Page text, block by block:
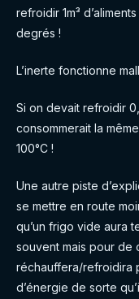
refroidir 1m³
degrés !
L’inerte fonctionne
Si on devait refroidir
consommerait la
100°C !
Une autre piste
se mettre en route
qu’un frigo vide aura
souvent mais pour de
réchauffera/refroidira
d’énergie de sorte